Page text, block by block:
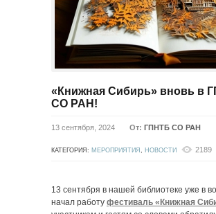
«Книжная Сибирь» вновь в
СО РАН!
13 сентября, 2024 От: ГПНТБ СО РАН
КАТЕГОРИЯ: МЕРОПРИЯТИЯ , НОВОСТИ 2189
13 сентября в нашей библиотеке уже в
начал работу фестиваль «Книжная